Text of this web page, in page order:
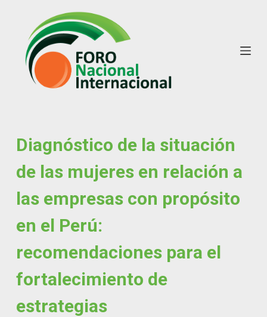
e
Diagnóstico de la situación
de las mujeres en relación a
las empresas con propósito
en el Perú:
recomendaciones para el
fortalecimiento de
estrategias